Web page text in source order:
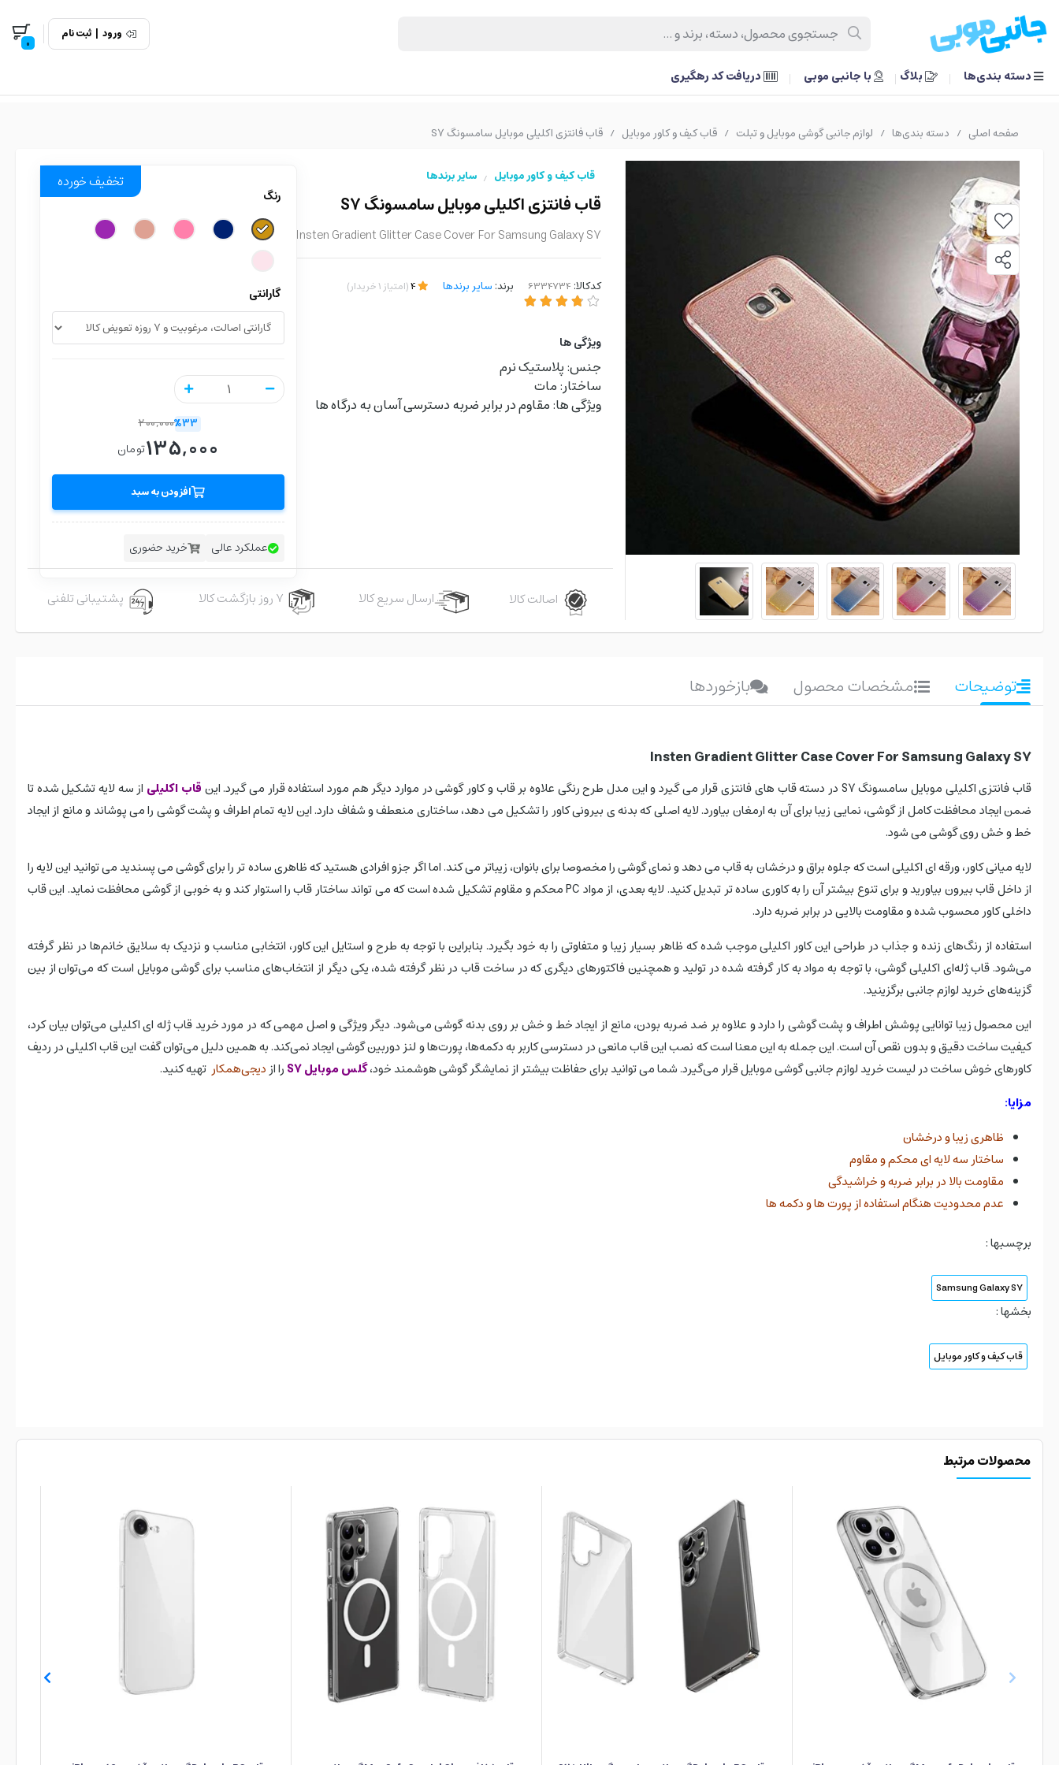
ورود | ثبت نام
0
دسته بندی‌ها بلاگ با جانبی موبی دریافت کد رهگیری
صفحه اصلی / دسته بندی‌ها / لوازم جانبی گوشی موبایل و تبلت / قاب کیف و کاور موبایل / قاب فانتزی اکلیلی موبایل سامسونگ S7
قاب کیف و کاور موبایل / سایر برندها
قاب فانتزی اکلیلی موبایل سامسونگ S7
Insten Gradient Glitter Case Cover For Samsung Galaxy S7
کدکالا: برند: سایر برندها 4
(امتیاز 1خریدار)
ویژگی ها
جنس: پلاستیک نرم
ساختار: مات
ویژگی ها: مقاوم در برابر ضربه دسترسی آسان به درگاه ها
تخفیف خورده
رنگ
گارانتی
200,000%33
135,000تومان
افزودن به سبد
عملکرد عالی خرید حضوری
اصالت کالا ارسال سریع کالا ۷ روز بازگشت کالا پشتیبانی تلفنی
توضیحات مشخصات محصول بازخوردها
Insten Gradient Glitter Case Cover For Samsung Galaxy S7
قاب فانتزی اکلیلی موبایل سامسونگ S7 در دسته قاب های فانتزی قرار می گیرد و این مدل طرح رنگی علاوه بر قاب و کاور گوشی در موارد دیگر هم مورد استفاده قرار می گیرد. این قاب اکلیلی از سه لایه تشکیل شده تا
ضمن ایجاد محافظت کامل از گوشی، نمایی زیبا برای آن به ارمغان بیاورد. لایه اصلی که بدنه ی بیرونی کاور را تشکیل می دهد، ساختاری منعطف و شفاف دارد. این لایه تمام اطراف و پشت گوشی را می پوشاند و مانع از ایجاد
خط و خش روی گوشی می شود.
لایه میانی کاور، ورقه ای اکلیلی است که جلوه براق و درخشان به قاب می دهد و نمای گوشی را مخصوصا برای بانوان، زیباتر می کند. اما اگر جزو افرادی هستید که ظاهری ساده تر را برای گوشی می پسندید می توانید این لایه را
از داخل قاب بیرون بیاورید و برای تنوع بیشتر آن را به کاوری ساده تر تبدیل کنید. لایه بعدی، از مواد PC محکم و مقاوم تشکیل شده است که می تواند ساختار قاب را استوار کند و به خوبی از گوشی محافظت نماید. این قاب
داخلی کاور محسوب شده و مقاومت بالایی در برابر ضربه دارد.
استفاده از رنگ‌های زنده و جذاب در طراحی این کاور اکلیلی موجب شده که ظاهر بسیار زیبا و متفاوتی را به خود بگیرد. بنابراین با توجه به طرح و استایل این کاور، انتخابی مناسب و نزدیک به سلایق خانم‌ها در نظر گرفته
می‌شود. قاب ژله‌ای اکلیلی گوشی، با توجه به مواد به کار گرفته شده در تولید و همچنین فاکتورهای دیگری که در ساخت قاب در نظر گرفته شده، یکی دیگر از انتخاب‌های مناسب برای گوشی موبایل است که می‌توان از بین
گزینه‌های خرید لوازم جانبی برگزینید.
این محصول زیبا توانایی پوشش اطراف و پشت گوشی را دارد و علاوه بر ضد ضربه بودن، مانع از ایجاد خط و خش بر روی بدنه گوشی می‌شود. دیگر ویژگی و اصل مهمی که در مورد خرید قاب ژله ای اکلیلی می‌توان بیان کرد،
کیفیت ساخت دقیق و بدون نقص آن است. این جمله به این معنا است که نصب این قاب مانعی در دسترسی کاربر به دکمه‌ها، پورت‌ها و لنز دوربین گوشی ایجاد نمی‌کند. به همین دلیل می‌توان گفت این قاب اکلیلی در ردیف
کاورهای خوش ساخت در لیست خرید لوازم جانبی گوشی موبایل قرار می‌گیرد. شما می توانید برای حفاظت بیشتر از نمایشگر گوشی هوشمند خود،گلس موبایل S7 را از دیجی‌همکار تهیه کنید.
مزایا:
ظاهری زیبا و درخشان
ساختار سه لایه ای محکم و مقاوم
مقاومت بالا در برابر ضربه و خراشیدگی
عدم محدودیت هنگام استفاده از پورت ها و دکمه ها
برچسبها :
Samsung Galaxy S7
بخشها :
قاب کیف و کاور موبایل
محصولات مرتبط